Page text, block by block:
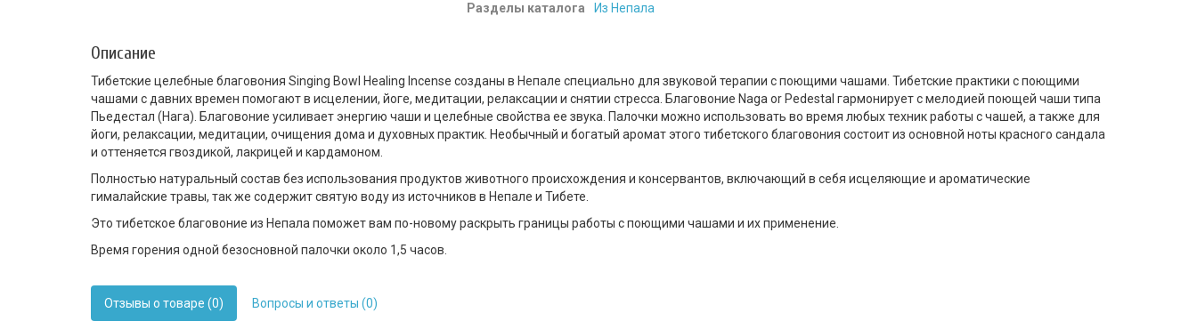
Разделы каталога
Из Непала
Описание
Тибетские целебные благовония Singing Bowl Healing Incense созданы в Непале специально для звуковой терапии с поющими чашами. Тибетские практики с поющими
чашами с давних времен помогают в исцелении, йоге, медитации, релаксации и снятии стресса. Благовоние Naga or Pedestal гармонирует с мелодией поющей чаши типа
Пьедестал (Нага). Благовоние усиливает энергию чаши и целебные свойства ее звука. Палочки можно использовать во время любых техник работы с чашей, а также для
йоги, релаксации, медитации, очищения дома и духовных практик. Необычный и богатый аромат этого тибетского благовония состоит из основной ноты красного сандала
и оттеняется гвоздикой, лакрицей и кардамоном.
Полностью натуральный состав без использования продуктов животного происхождения и консервантов, включающий в себя исцеляющие и ароматические
гималайские травы, так же содержит святую воду из источников в Непале и Тибете.
Это тибетское благовоние из Непала поможет вам по-новому раскрыть границы работы с поющими чашами и их применение.
Время горения одной безосновной палочки около 1,5 часов.
Отзывы о товаре (0) Вопросы и ответы (0)